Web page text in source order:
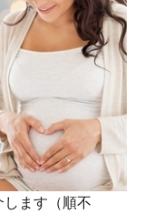
します（順不